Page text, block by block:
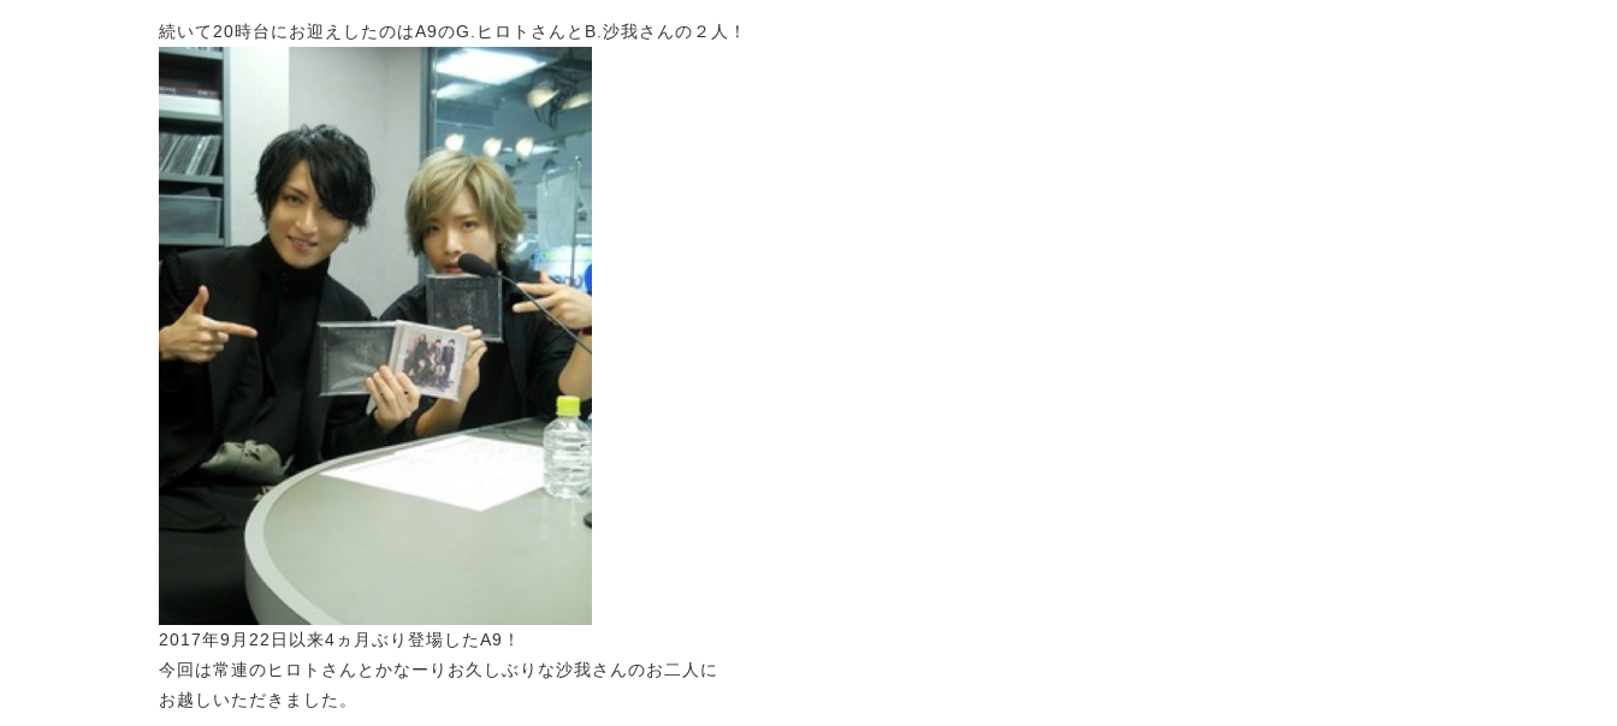
続いて20時台にお迎えしたのはA9のG.ヒロトさんとB.沙我さんの２人！
2017年9月22日以来4ヵ月ぶり登場したA9！
今回は常連のヒロトさんとかなーりお久しぶりな沙我さんのお二人に
お越しいただきました。